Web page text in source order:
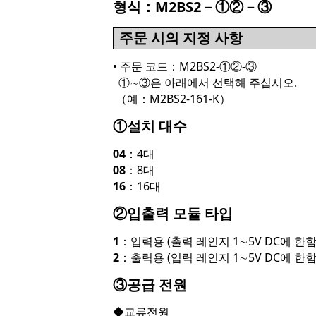
형식：M2BS2－①②－③
주문 시의 지정 사항
• 주문 코드：M2BS2-①②-③
①∼③은 아래에서 선택해 주십시오.
（예：M2BS2-161-K）
①설치 대수
04 ：4대
08 ：8대
16 ：16대
②입출력 모듈 타입
1 ：입력용 (출력 레인지 1∼5V DC에 한
2 ：출력용 (입력 레인지 1∼5V DC에 한
③공급 전원
◆교류전원